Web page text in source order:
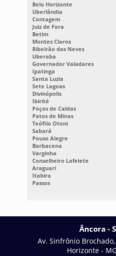
Belo Horizonte
Uberlândia
Contagem
Juiz de Fora
Betim
Montes Claros
Ribeirão das Neves
Uberaba
Governador Valadares
Ipatinga
Santa Luzia
Sete Lagoas
Divinópolis
Ibirité
Poços de Caldas
Patos de Minas
Teófilo Otoni
Sabará
Pouso Alegre
Barbacena
Varginha
Conselheiro Lafeiete
Araguari
Itabira
Passos
Âncora -
Av. Sinfrônio
Horizonte -